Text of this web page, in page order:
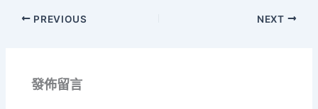
PREVIOUS NEXT
發佈留言